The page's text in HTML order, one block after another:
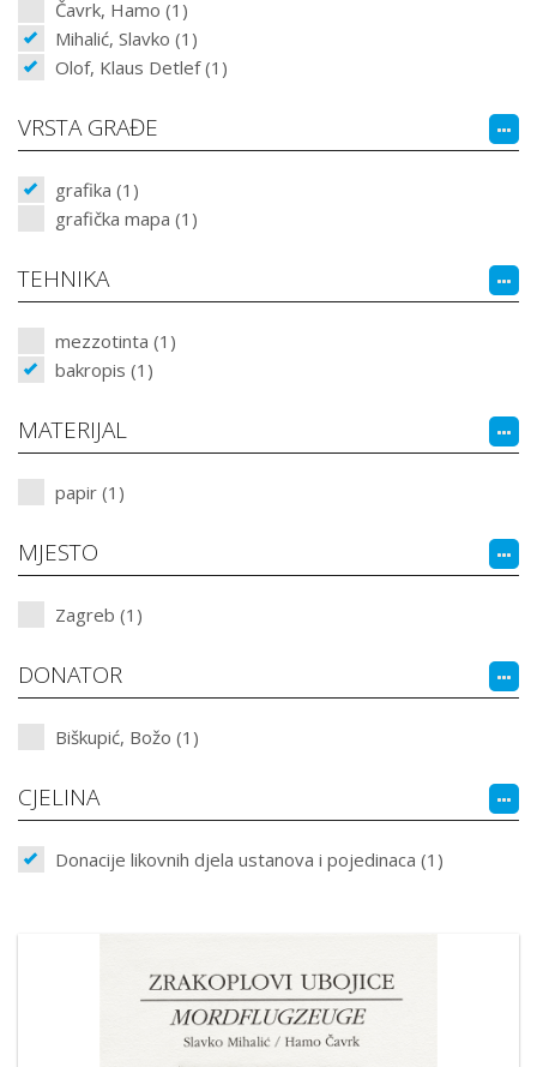
Čavrk, Hamo (1)
Mihalić, Slavko (1)
Olof, Klaus Detlef (1)
VRSTA GRAĐE
grafika (1)
grafička mapa (1)
TEHNIKA
mezzotinta (1)
bakropis (1)
MATERIJAL
papir (1)
MJESTO
Zagreb (1)
DONATOR
Biškupić, Božo (1)
CJELINA
Donacije likovnih djela ustanova i pojedinaca (1)